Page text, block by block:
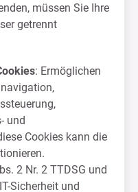
müssen Sie Ihre
getrennt
: Ermöglichen
und
Cookies kann die
2 Nr. 2 TTDSG und
Sicherheit und